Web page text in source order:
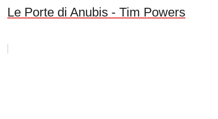
Le Porte di Anubis - Tim Powers